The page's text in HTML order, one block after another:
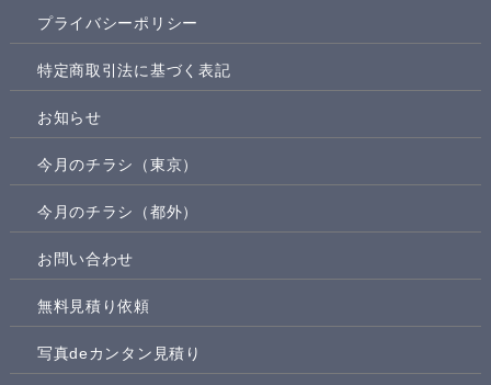
プライバシーポリシー
特定商取引法に基づく表記
お知らせ
今月のチラシ（東京）
今月のチラシ（都外）
お問い合わせ
無料見積り依頼
写真deカンタン見積り